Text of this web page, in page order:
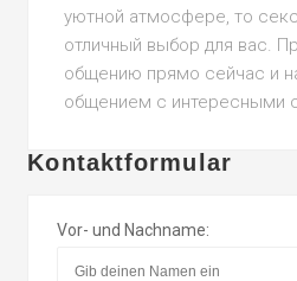
уютной атмосфере, то
отличный выбор для вас.
общению прямо сейчас и
общением с интересными
Kontaktformular
Vor- und Nachname: